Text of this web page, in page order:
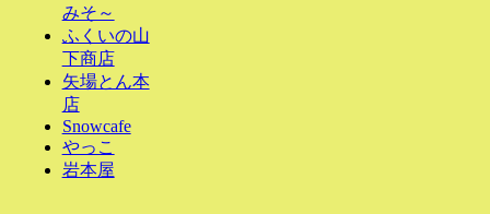
みそ～
ふくいの山
下商店
矢場とん本
店
Snowcafe
やっこ
岩本屋